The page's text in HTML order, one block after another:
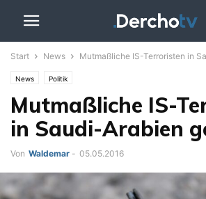
Start News Mutmaßliche IS-Terroristen in
News Politik
Mutmaßliche IS-
in Saudi-Arabien
Von Waldemar - 05.05.2016